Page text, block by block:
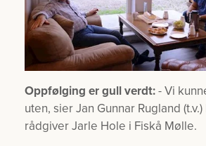
Oppfølging er gull verdt:- Vi
uten, sier Jan Gunnar Rugland
rådgiver Jarle Hole i Fiskå Mølle.